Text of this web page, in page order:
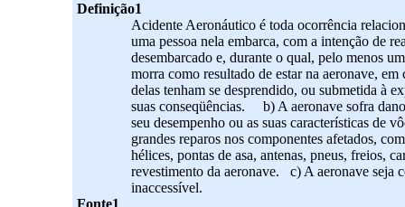
Definição1
Acidente Aeronáutico é toda ocorrência
uma pessoa nela embarca, com a intenção de
desembarcado e, durante o qual, pelo menos
morra como resultado de estar na aeronave,
delas tenham se desprendido, ou submetida à
suas conseqüências. b) A aeronave sofra
seu desempenho ou as suas características de
grandes reparos nos componentes afetados,
hélices, pontas de asa, antenas, pneus, freios,
revestimento da aeronave. c) A aeronave seja
inaccessível.